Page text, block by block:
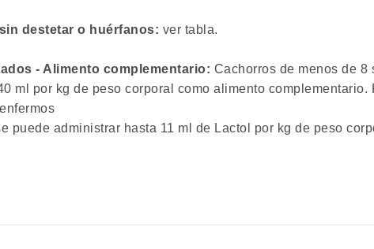
destetar o huérfanos: ver tabla.
- Alimento complementario: Cachorros de menos de 8
ml por kg de peso corporal como alimento complementario.
puede administrar hasta 11 ml de Lactol por kg de peso